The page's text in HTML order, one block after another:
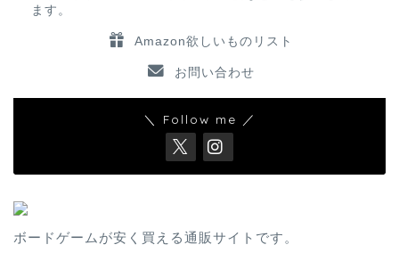
ます。
Amazon欲しいものリスト
お問い合わせ
＼ Follow me ／
ボードゲームが安く買える通販サイトです。